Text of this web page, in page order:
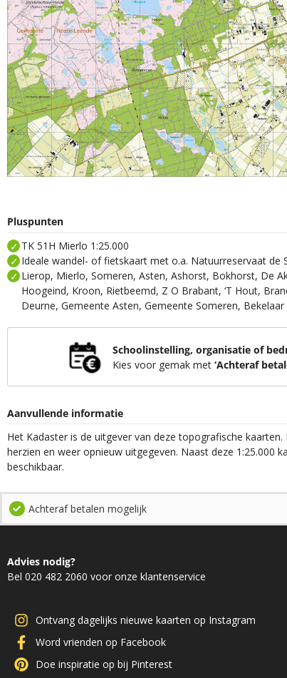
Pluspunten
TK 51H Mierlo 1:25.000
Ideale wandel- of fietskaart met o.a. Natuurreservaat de
Lierop, Mierlo, Someren, Asten, Ashorst, Bokhorst, De
Hoogeind, Kroon, Rietbeemd, Z O Brabant, ‘T Hout,
Deurne, Gemeente Asten, Gemeente Someren, Bekelaar
Schoolinstelling, organisatie of
Kies voor gemak met ‘Achteraf
Aanvullende informatie
Het Kadaster is de uitgever van deze topografische
herzien en weer opnieuw uitgegeven. Naast deze 1:25.000
beschikbaar.
Achteraf betalen mogelijk
Advies nodig?
Bel 020 482 2060 voor onze klantenservice
Ontvang dagelijks nieuwe kaarten op Instagram
Word vrienden op Facebook
Doe inspiratie op bij Pinterest